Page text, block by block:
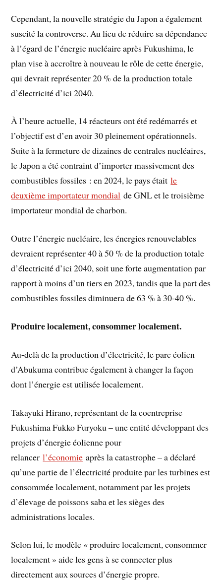
Cependant, la nouvelle stratégie du Japon a également
suscité la controverse. Au lieu de réduire sa dépendance
à l’égard de l’énergie nucléaire après Fukushima, le
plan vise à accroître à nouveau le rôle de cette énergie,
qui devrait représenter 20 % de la production totale
d’électricité d’ici 2040.
À l’heure actuelle, 14 réacteurs ont été redémarrés et
l’objectif est d’en avoir 30 pleinement opérationnels.
Suite à la fermeture de dizaines de centrales nucléaires,
le Japon a été contraint d’importer massivement des
combustibles fossiles : en 2024, le pays étaitle
deuxième importateur mondial de GNL et le troisième
importateur mondial de charbon.
Outre l’énergie nucléaire, les énergies renouvelables
devraient représenter 40 à 50 % de la production totale
d’électricité d’ici 2040, soit une forte augmentation par
rapport à moins d’un tiers en 2023, tandis que la part des
combustibles fossiles diminuera de 63 % à 30-40 %.
Produire localement, consommer localement.
Au-delà de la production d’électricité, le parc éolien
d’Abukuma contribue également à changer la façon
dont l’énergie est utilisée localement.
Takayuki Hirano, représentant de la coentreprise
Fukushima Fukko Furyoku – une entité développant des
projets d’énergie éolienne pour
relancerl’économie après la catastrophe – a déclaré
qu’une partie de l’électricité produite par les turbines est
consommée localement, notamment par les projets
d’élevage de poissons saba et les sièges des
administrations locales.
Selon lui, le modèle « produire localement, consommer
localement » aide les gens à se connecter plus
directement aux sources d’énergie propre.